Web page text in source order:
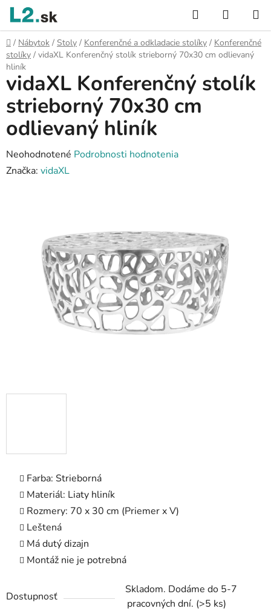
Prejsť
obsah
Hľadať
KOŠÍK
Domov
/ Nábytok / Stoly / Konferenčné a odkladacie stolíky / Konferenčné
stolíky / vidaXL Konferenčný stolík strieborný 70x30 cm odlievaný
hliník
Farba: Strieborná
Materiál: Liaty hliník
Rozmery: 70 x 30 cm (Priemer x V)
Leštená
Má dutý dizajn
Montáž nie je potrebná
Dostupnosť
Skladom. Dodáme do 5-7
pracovných dní. (>5 ks)
vidaXL Konferenčný stolík
strieborný 70x30 cm
odlievaný hliník
Priemerné
hodnotenie
hviezdičiek.
Neohodnotené Podrobnosti hodnotenia
Značka: vidaXL